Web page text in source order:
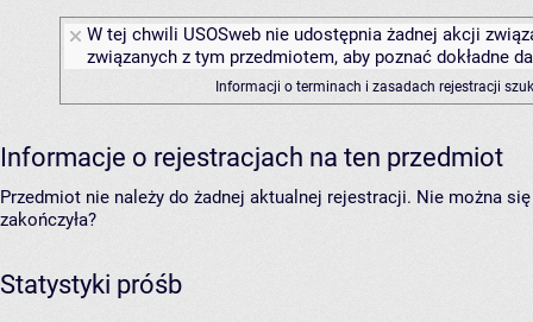
W tej chwili USOSweb nie udostępnia żadnej akcji
związanych z tym przedmiotem, aby poznać dokładne
Informacji o terminach i zasadach rejestracji
Informacje o rejestracjach na ten przedmiot
Przedmiot nie należy do żadnej aktualnej rejestracji. Nie można
zakończyła?
Statystyki próśb